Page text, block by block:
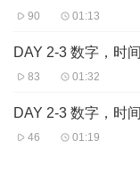
90 01:13
DAY 2-3 数字，时
83 01:32
DAY 2-3 数字，时
46 01:19